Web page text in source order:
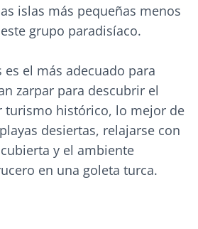
islas más pequeñas menos
grupo paradisíaco.
es el más adecuado para
zarpar para descubrir el
turismo histórico, lo mejor de
desiertas, relajarse con
y el ambiente
en una goleta turca.